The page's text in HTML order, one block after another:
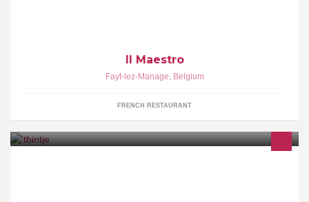
Il Maestro
Fayt-lez-Manage, Belgium
FRENCH RESTAURANT